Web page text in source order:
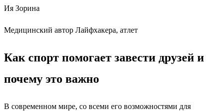
Ия Зорина
Медицинский автор Лайфхакера, атлет
Как спорт помогает завести друзей и
почему это важно
В современном мире, со всеми его возможностями для